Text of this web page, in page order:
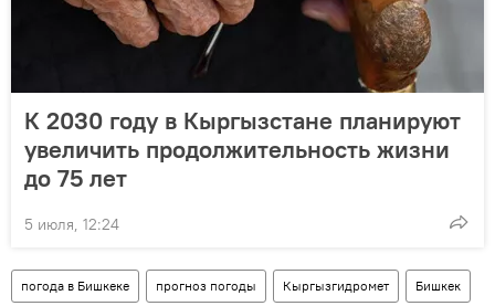
К 2030 году в Кыргызстане планируют
увеличить продолжительность жизни
до 75 лет
5 июля, 12:24
погода в Бишкеке прогноз погоды Кыргызгидромет Бишкек